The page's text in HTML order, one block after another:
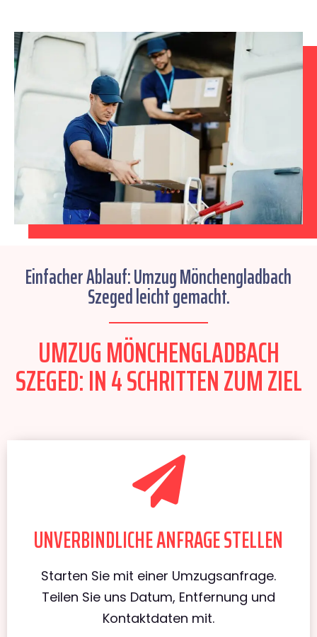
Einfacher Ablauf: Umzug Mönchengladbach
Szeged leicht gemacht.
UMZUG MÖNCHENGLADBACH
SZEGED: IN 4 SCHRITTEN ZUM ZIEL
UNVERBINDLICHE ANFRAGE STELLEN
Starten Sie mit einer Umzugsanfrage.
Teilen Sie uns Datum, Entfernung und
Kontaktdaten mit.